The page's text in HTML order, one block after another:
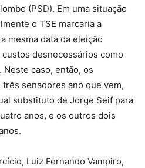
(PSD). Em uma situação
o TSE marcaria a
mesma data da eleição
desnecessários como
caso, então, os
senadores ano que vem,
substituto de Jorge Seif para
anos, e os outros dois
Luiz Fernando Vampiro,